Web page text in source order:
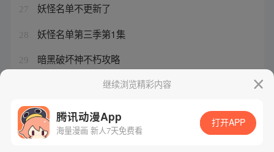
27 妖怪名单不更新了
28 妖怪名单第三季第1集
29 暗黑破坏神不朽攻略
继续浏览精彩内容
腾讯动漫App
海量漫画 新人7天免费看
打开APP